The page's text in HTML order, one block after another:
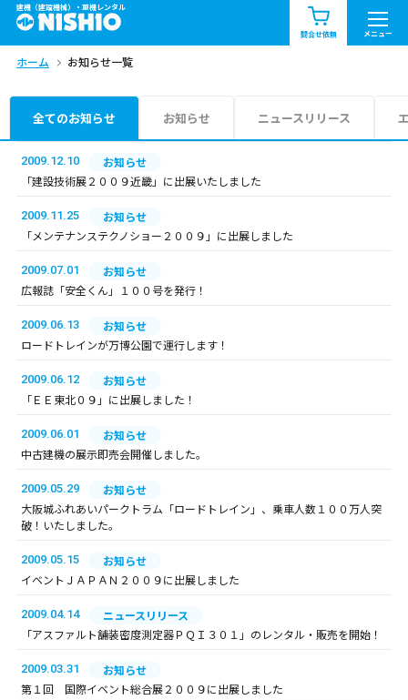
建機（建設機械）・重機レンタル
問合せ依頼 メニュー
商品一覧 お知らせ一覧
問合せ依頼リスト
エリア情報を見る
ホーム お知らせ一覧
全てのお知らせ お知らせ ニュースリリース
2009.12.10
お知らせ
「建設技術展２００９近畿」に出展いたしました
2009.11.25
お知らせ
「メンテナンステクノショー２００９」に出展しました
2009.07.01
お知らせ
広報誌「安全くん」１００号を発行！
2009.06.13
お知らせ
ロードトレインが万博公園で運行します！
2009.06.12
お知らせ
「ＥＥ東北０９」に出展しました！
2009.06.01
お知らせ
中古建機の展示即売会開催しました。
2009.05.29
お知らせ
大阪城ふれあいパークトラム「ロードトレイン」、乗車人数１００万人突
破！いたしました。
2009.05.15
お知らせ
イベントＪＡＰＡＮ２００９に出展しました
2009.04.14
ニュースリリース
「アスファルト舗装密度測定器ＰＱＩ３０１」のレンタル・販売を開始！
2009.03.31
お知らせ
第１回 国際イベント総合展２００９に出展しました